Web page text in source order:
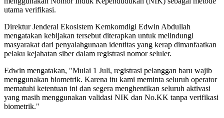
utama verifikasi.
Direktur Jenderal Ekosistem Kemkomdigi Edwin Abdullah
mengatakan kebijakan tersebut diterapkan untuk melindungi
masyarakat dari penyalahgunaan identitas yang kerap dimanfaatkan
pelaku kejahatan siber dalam registrasi nomor seluler.
Edwin mengatakan, "Mulai 1 Juli, registrasi pelanggan baru wajib
menggunakan biometrik. Karena itu kami meminta seluruh operator
mematuhi ketentuan ini dan segera menghentikan seluruh aktivasi
yang masih menggunakan validasi NIK dan No.KK tanpa verifikasi
biometrik."